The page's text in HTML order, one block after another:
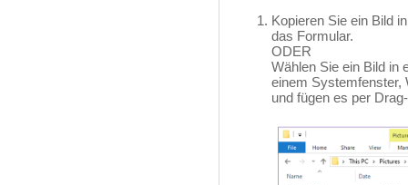
Kopieren Sie ein Bild
das Formular.
ODER
Wählen Sie ein Bild in
einem Systemfenster,
und fügen es per